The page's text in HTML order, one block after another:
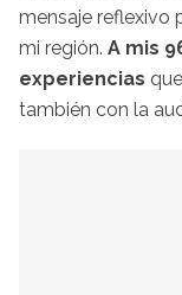
mensaje reflexivo
mi región. A mis
experiencias
también con la